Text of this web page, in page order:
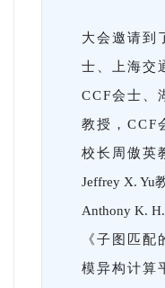
大会邀请到
士、上海交
CCF会士、
教授，CCF
校长周傲英
Jeffrey X. Yu
Anthony K.
《子图匹
模异构计算